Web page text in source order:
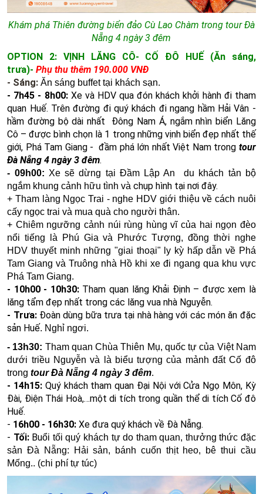
Khám phá Thiên đường biển đảo Cù Lao Chàm trong tour Đà
Nẵng 4 ngày 3 đêm
OPTION 2: VỊNH LĂNG CÔ- CỐ ĐÔ HUẾ (Ăn sáng,
trưa)-Phụ thu thêm 190.000 VNĐ
- Sáng:Ăn sáng buffet tại khách sạn.
- 7h45 - 8h00: Xe và HDV qua đón khách khởi hành đi tham
quan Huế. Trên đường đi quý khách đi ngang hầm Hải Vân -
hầm đường bộ dài nhất Đông Nam Á, ngắm nhìn biển Lăng
Cô – được bình chọn là 1 trong những vịnh biển đẹp nhất thế
giới, Phá Tam Giang - đầm phá lớn nhất Việt Nam trong tour
Đà Nẵng 4 ngày 3 đêm.
- 09h00: Xe sẽ dừng tại Đầm Lập An du khách tản bộ
ngắm khung cảnh hữu tình vàchụp hình tại nơi đây.
+ Tham làng Ngọc Trai - nghe HDV giới thiệu về cách nuôi
cấy ngọc trai và mua quà cho người thân.
+ Chiêm ngưỡng cảnh núi rùng hùng vĩ của hai ngọn đèo
nổi tiếng là Phú Gia và Phước Tượng, đồng thời nghe
HDV thuyết minh những "giai thoại" ly kỳ hấp dẫn về Phá
Tam Giang và Truông nhà Hồ khi xe đi ngang qua khu vực
Phá Tam Giang.
- 10h00 - 10h30:Tham quan lăng Khải Định – được xem là
lăng tẩm đẹp nhất trong các lăng vua nhà Nguyễn.
- Trưa:Đoàn dùng bữa trưa tại nhà hàng với các món ăn đặc
sản Huế. Nghỉ ngơi.
- 13h30: Tham quanChùa Thiên Mụ, quốc tự của Việt Nam
dưới triều Nguyễn và là biểu tượng của mảnh đất Cố đô
trongtour Đà Nẵng 4 ngày 3 đêm.
- 14h15: Quý khách tham quan Đại Nộivới Cửa Ngọ Môn, Kỳ
Đài, Điện Thái Hoà,…một di tích trong quần thể di tích Cố đô
Huế.
- 16h00 - 16h30: Xe đưa quý khách về Đà Nẵng.
- Tối:Buổi tối quý khách tự do tham quan, thưởng thức đặc
sản Đà Nẵng: Hải sản, bánh cuốn thịt heo, bê thui cầu
Mống.. (chi phí tự túc)​